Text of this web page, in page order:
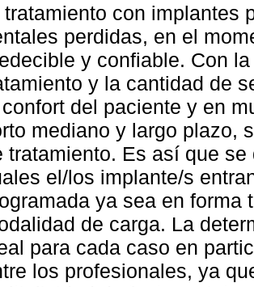
tratamiento con implantes
perdidas, en el
y confiable. Con
y la cantidad de
del paciente y en
mediano y largo plazo,
tratamiento. Es así que
el/los implante/s
ya sea en forma
de carga. La
para cada caso en
los profesionales, ya